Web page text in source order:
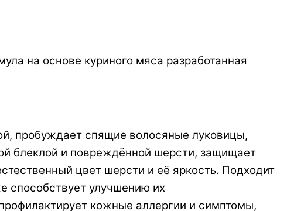
на основе куриного мяса разработанная
пробуждает спящие волосяные луковицы,
блеклой и повреждённой шерсти, защищает
цвет шерсти и её яркость. Подходит
способствует улучшению их
кожные аллергии и симптомы,